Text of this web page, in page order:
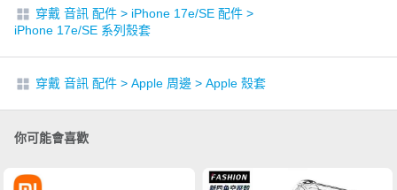
穿戴 音訊 配件 > iPhone 17e/SE 配件 >
iPhone 17e/SE 系列殼套
穿戴 音訊 配件 > Apple 周邊 > Apple 殼套
你可能會喜歡